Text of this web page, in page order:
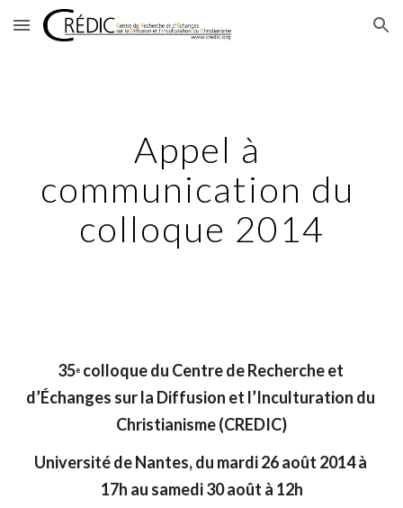
Skip to main content Skip to navigation
Appel à
communication du
colloque 2014
35e colloque du Centre de Recherche et
d’Échanges sur la Diffusion et l’Inculturation du
Christianisme (CREDIC)
Université de Nantes, du mardi 26 août 2014 à
17h au samedi 30 août à 12h